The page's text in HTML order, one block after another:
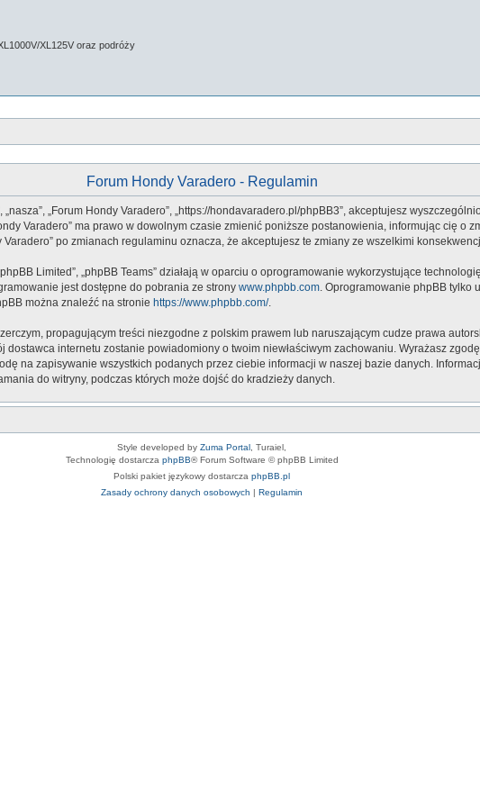
XL125V oraz podróży
Forum Hondy Varadero - Regulamin
„nasza”, „Forum Hondy Varadero”, „https://hondavaradero.pl/phpBB3”, akceptujesz
Varadero” ma prawo w dowolnym czasie zmienić poniższe postanowienia, informując cię o
po zmianach regulaminu oznacza, że akceptujesz te zmiany ze wszelkimi
„phpBB Limited”, „phpBB Teams” działają w oparciu o oprogramowanie wykorzystujące
jest dostępne do pobrania ze strony www.phpbb.com. Oprogramowanie phpBB tylko
można znaleźć na stronie https://www.phpbb.com/.
propagującym treści niezgodne z polskim prawem lub naruszającym cudze prawa
internetu zostanie powiadomiony o twoim niewłaściwym zachowaniu. Wyrażasz
na zapisywanie wszystkich podanych przez ciebie informacji w naszej bazie danych.
do witryny, podczas których może dojść do kradzieży danych.
Style developed by Zuma Portal , Turaiel,
Technologię dostarcza phpBB® Forum Software © phpBB Limited
Polski pakiet językowy dostarcza phpBB.pl
Zasady ochrony danych osobowych | Regulamin